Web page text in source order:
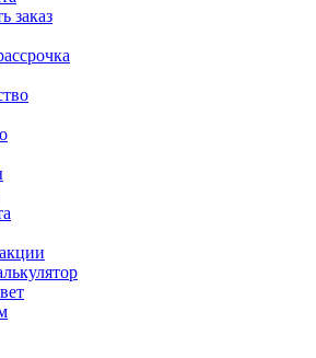
заказ